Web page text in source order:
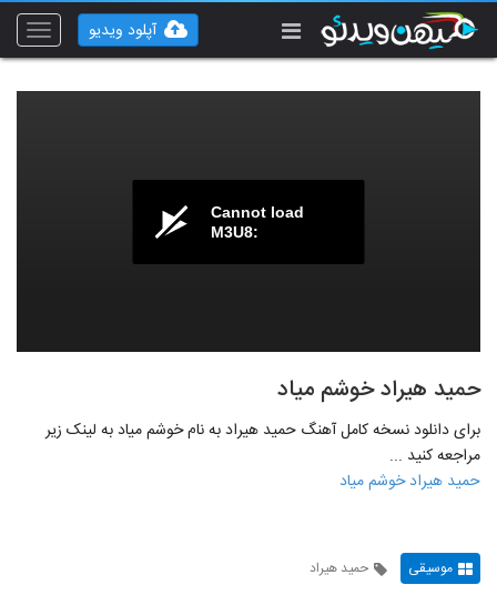
Toggle
آپلود ویدیو
Cannot load
M3U8:
حمید هیراد خوشم میاد
برای دانلود نسخه کامل آهنگ حمید هیراد به نام خوشم میاد به لینک زیر
مراجعه کنید ...
حمید هیراد خوشم میاد
موسیقی حمید هیراد